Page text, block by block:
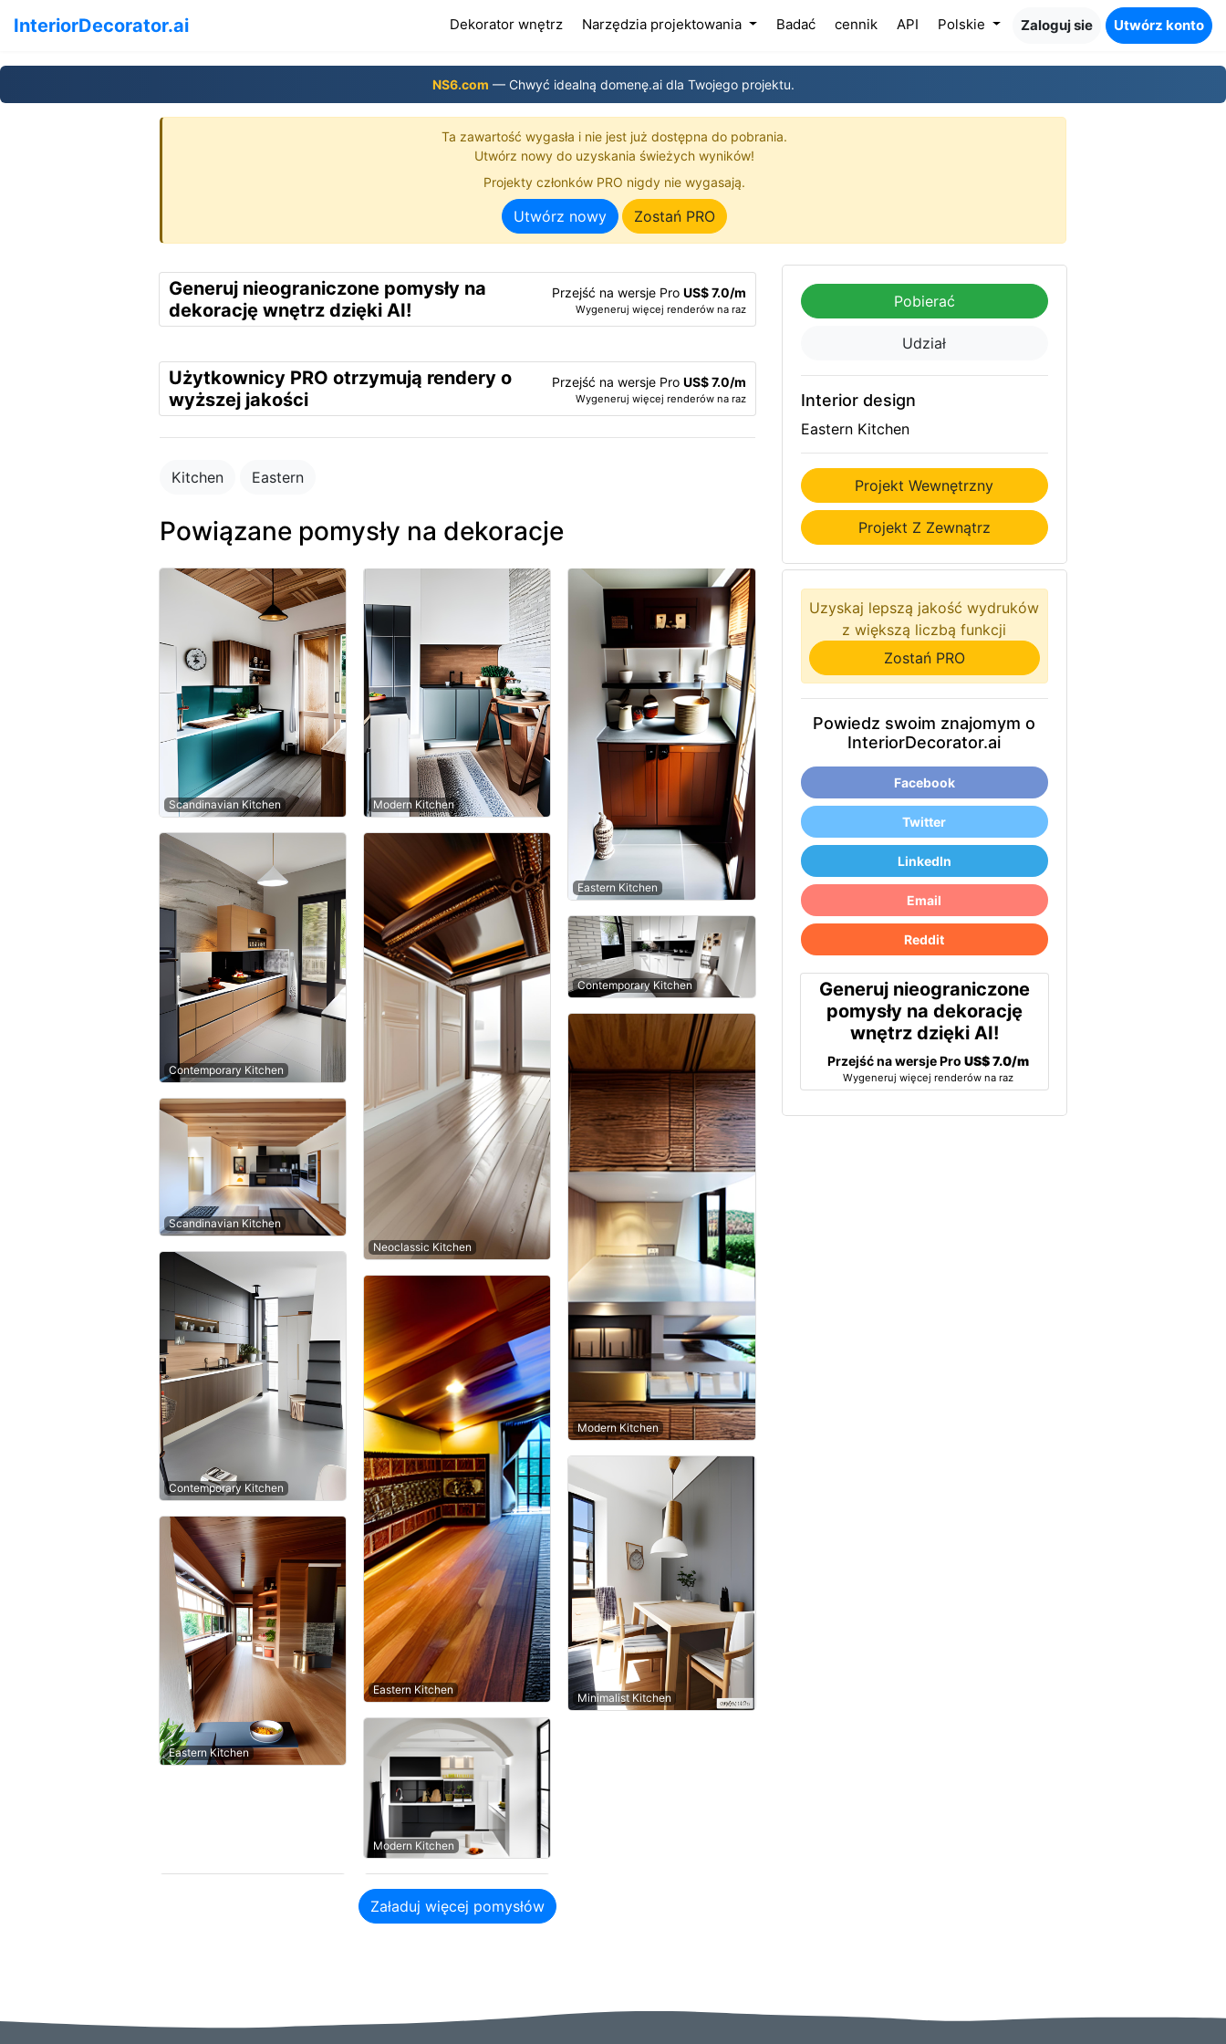
InteriorDecorator.ai Dekorator wnętrz(current)
Narzędzia projektowania Badać cennik API Polskie Zaloguj sie Utwórz konto
NS6.com — Chwyć idealną domenę.ai dla Twojego projektu.
Ta zawartość wygasła i nie jest już dostępna do pobrania.
Utwórz nowy do uzyskania świeżych wyników!
Projekty członków PRO nigdy nie wygasają.
Utwórz nowy Zostań PRO
Generuj nieograniczone pomysły na
dekorację wnętrz dzięki AI!
Przejść na wersje Pro US$ 7.0/m
Wygeneruj więcej renderów na raz
Użytkownicy PRO otrzymują rendery o
wyższej jakości
Przejść na wersje Pro US$ 7.0/m
Wygeneruj więcej renderów na raz
Kitchen Eastern
Powiązane pomysły na dekoracje
Scandinavian Kitchen
Contemporary Kitchen
Scandinavian Kitchen
Contemporary Kitchen
Eastern Kitchen
Modern Kitchen
Neoclassic Kitchen
Eastern Kitchen
Modern Kitchen
Eastern Kitchen
Contemporary Kitchen
Modern Kitchen
Minimalist Kitchen
Załaduj więcej pomysłów
Pobierać
Udział
Interior design
Eastern Kitchen
Projekt Wewnętrzny
Projekt Z Zewnątrz
Uzyskaj lepszą jakość wydruków
z większą liczbą funkcji
Zostań PRO
Powiedz swoim znajomym o
InteriorDecorator.ai
Facebook
Twitter
LinkedIn
Email
Reddit
Generuj nieograniczone
pomysły na dekorację
wnętrz dzięki AI!
Przejść na wersje Pro US$ 7.0/m
Wygeneruj więcej renderów na raz